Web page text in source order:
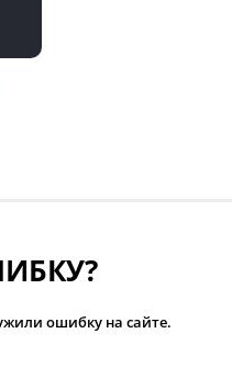
ошибку на сайте.